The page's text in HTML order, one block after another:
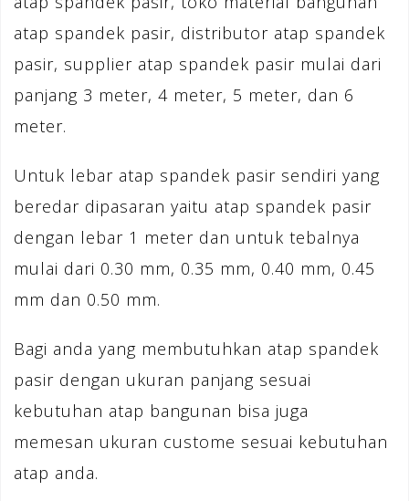
atap spandek pasir, distributor atap spandek
pasir, supplier atap spandek pasir mulai dari
panjang 3 meter, 4 meter, 5 meter, dan 6
meter.
Untuk lebar atap spandek pasir sendiri yang
beredar dipasaran yaitu atap spandek pasir
dengan lebar 1 meter dan untuk tebalnya
mulai dari 0.30 mm, 0.35 mm, 0.40 mm, 0.45
mm dan 0.50 mm.
Bagi anda yang membutuhkan atap spandek
pasir dengan ukuran panjang sesuai
kebutuhan atap bangunan bisa juga
memesan ukuran custome sesuai kebutuhan
atap anda.